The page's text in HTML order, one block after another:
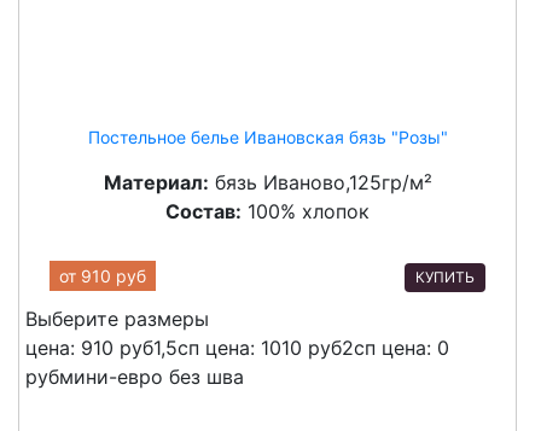
Постельное белье Ивановская бязь "Розы"
Материал: бязь Иваново,125гр/м²
Состав: 100% хлопок
от 910 руб КУПИТЬ
Выберите размеры
цена: 910 руб1,5сп цена: 1010 руб2сп цена: 0
рубмини-евро без шва